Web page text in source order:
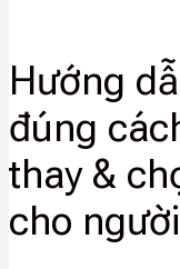
Hướng
đúng
thay &
cho